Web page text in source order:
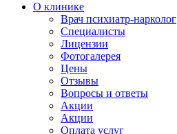
О клинике
Врач психиатр-нарколог
Специалисты
Лицензии
Фотогалерея
Цены
Отзывы
Вопросы и ответы
Акции
Акции
Оплата услуг